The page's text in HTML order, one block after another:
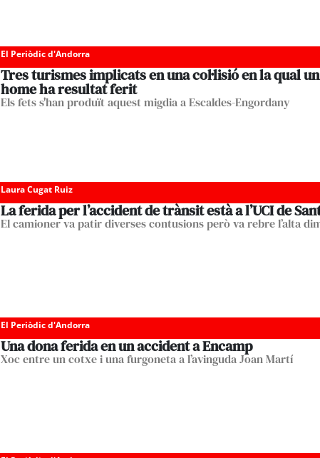
El Periòdic d'Andorra
Tres turismes implicats en una col·lisió en la qual un
home ha resultat ferit
Els fets s'han produït aquest migdia a Escaldes-Engordany
Laura Cugat Ruiz
La ferida per l’accident de trànsit està a l’UCI de
El camioner va patir diverses contusions però va rebre l’alta
El Periòdic d'Andorra
Una dona ferida en un accident a Encamp
Xoc entre un cotxe i una furgoneta a l’avinguda Joan Martí